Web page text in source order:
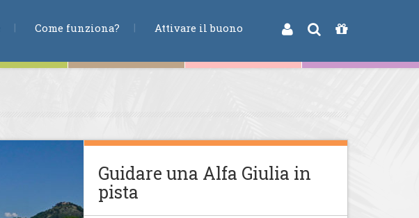
Come funziona? Attivare il buono
Guidare una Alfa Giulia in
pista